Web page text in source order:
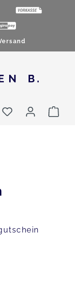
Du hast 0